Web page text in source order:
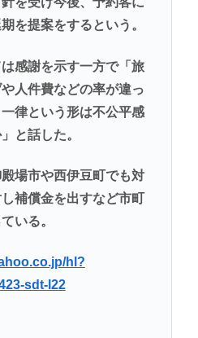
を提案をするという。
感謝を示す一方で「旅
人件費などの率が違っ
律という形は不公平感
と話した。
場市や西伊豆町でも対
補償金を出すなど市町
いる。
hl?
sdt-l22